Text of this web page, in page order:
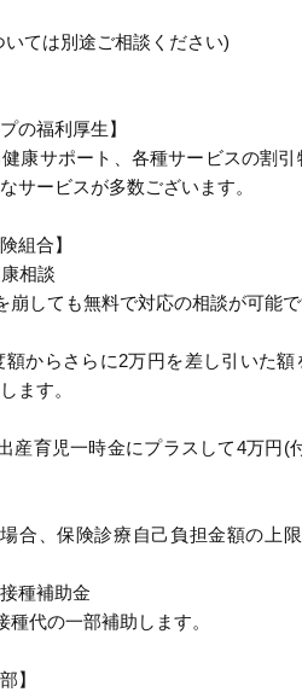
いては別途ご相談ください)
の福利厚生】
康サポート、各種サービスの割
サービスが多数ございます。
組合】
相談
崩しても無料で対応の相談が可能
からさらに2万円を差し引いた額
ます。
産育児一時金にプラスして4万円(
合、保険診療自己負担金額の上
種補助金
代の一部補助します。
】